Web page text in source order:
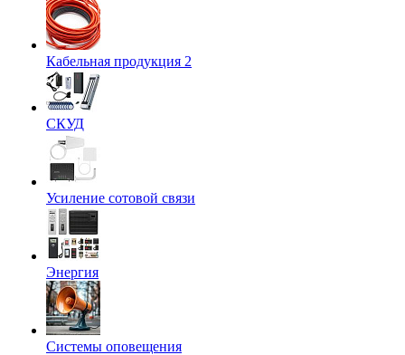
Кабельная продукция 2
СКУД
Усиление сотовой связи
Энергия
Системы оповещения